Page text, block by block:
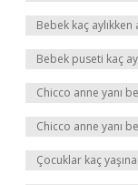
Bebek kaç
Bebek puseti kaç ay
Chicco anne yanı
Chicco anne yanı
Çocuklar kaç